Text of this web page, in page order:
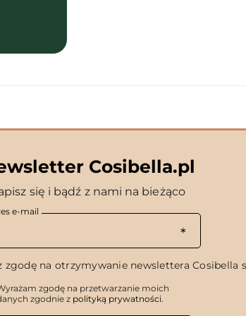
Cosibella.pl
się i bądź z nami na bieżąco
e-mail
zgodę na otrzymywanie newslettera Cosibella
zgodę na przetwarzanie moich
zgodnie z polityką prywatności.